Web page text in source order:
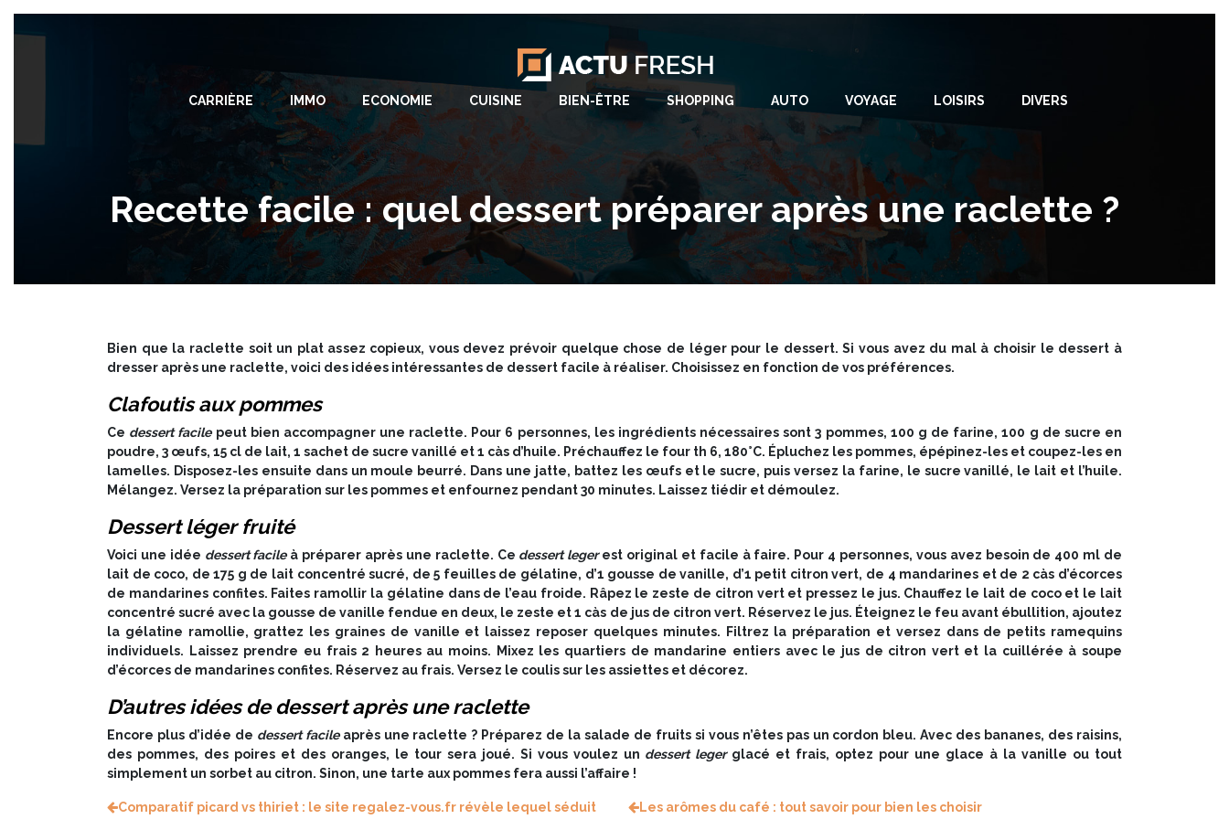
CARRIÈRE IMMO ECONOMIE CUISINE BIEN-ÊTRE SHOPPING AUTO VOYAGE LOISIRS DIVERS
Recette facile : quel dessert préparer après une raclette ?
Bien que la raclette soit un plat assez copieux, vous devez prévoir quelque chose de léger pour le dessert. Si vous avez du mal à choisir le dessert à
dresser après une raclette, voici des idées intéressantes de dessert facile à réaliser. Choisissez en fonction de vos préférences.
Clafoutis aux pommes
Ce dessert facilepeut bien accompagner une raclette. Pour 6 personnes, les ingrédients nécessaires sont 3 pommes, 100 g de farine, 100 g de sucre en
poudre, 3 œufs, 15 cl de lait, 1 sachet de sucre vanillé et 1 càs d’huile. Préchauffez le four th 6, 180°C. Épluchez les pommes, épépinez-les et coupez-les en
lamelles. Disposez-les ensuite dans un moule beurré. Dans une jatte, battez les œufs et le sucre, puis versez la farine, le sucre vanillé, le lait et l’huile.
Mélangez. Versez la préparation sur les pommes et enfournez pendant 30 minutes. Laissez tiédir et démoulez.
Dessert léger fruité
Voici une idée dessert facileà préparer après une raclette. Ce dessert legerest original et facile à faire. Pour 4 personnes, vous avez besoin de 400 ml de
lait de coco, de 175 g de lait concentré sucré, de 5 feuilles de gélatine, d’1 gousse de vanille, d’1 petit citron vert, de 4 mandarines et de 2 càs d’écorces
de mandarines confites. Faites ramollir la gélatine dans de l’eau froide. Râpez le zeste de citron vert et pressez le jus. Chauffez le lait de coco et le lait
concentré sucré avec la gousse de vanille fendue en deux, le zeste et 1 càs de jus de citron vert. Réservez le jus. Éteignez le feu avant ébullition, ajoutez
la gélatine ramollie, grattez les graines de vanille et laissez reposer quelques minutes. Filtrez la préparation et versez dans de petits ramequins
individuels. Laissez prendre eu frais 2 heures au moins. Mixez les quartiers de mandarine entiers avec le jus de citron vert et la cuillérée à soupe
d’écorces de mandarines confites. Réservez au frais. Versez le coulis sur les assiettes et décorez.
D’autres idées de dessert après une raclette
Encore plus d’idée de dessert facileaprès une raclette ? Préparez de la salade de fruits si vous n’êtes pas un cordon bleu. Avec des bananes, des raisins,
des pommes, des poires et des oranges, le tour sera joué. Si vous voulez un dessert legerglacé et frais, optez pour une glace à la vanille ou tout
simplement un sorbet au citron. Sinon, une tarte aux pommes fera aussi l’affaire !
Comparatif picard vs thiriet : le site regalez-vous.fr révèle lequel séduit Les arômes du café : tout savoir pour bien les choisir